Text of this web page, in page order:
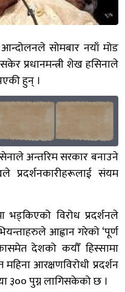
सोमबार नयाँ मोड
प्रधानमन्त्री शेख हसिनाले
हुन् ।
सेनाले अन्तरिम सरकार बनाउने
प्रदर्शनकारीहरूलाई संयम
भड्किएको विरोध प्रदर्शनले
आह्वान गरेको ‘पूर्ण
देशको कयौँ हिस्सामा
आरक्षणविरोधी प्रदर्शन
३०० पुग्न लागिसकेको छ ।